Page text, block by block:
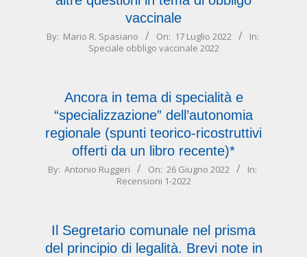
vaccinale
2022-
By: Mario R. Spasiano On: 17 Luglio 2022
In:
Speciale obbligo vaccinale 2022
Ancora in tema di specialità e
“specializzazione” dell’autonomia
regionale (spunti teorico-ricostruttivi
offerti da un libro recente)*
2022-
By: Antonio Ruggeri On: 26 Giugno 2022
In:
Recensioni 1-2022
Il Segretario comunale nel prisma
del principio di legalità. Brevi note in